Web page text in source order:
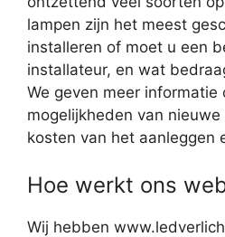
lampen zijn het meest
installeren of moet u een
installateur, en wat
We geven meer informatie
mogelijkheden van
kosten van het aanleggen
Hoe werkt ons
Wij hebben